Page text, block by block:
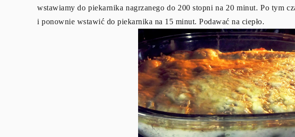
wstawiamy do piekarnika nagrzanego do 200 stopni na 20 minut. Po tym
i ponownie wstawić do piekarnika na 15 minut. Podawać na ciepło.